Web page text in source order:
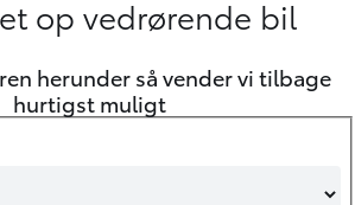
op vedrørende bil
herunder så vender vi tilbage
hurtigst muligt